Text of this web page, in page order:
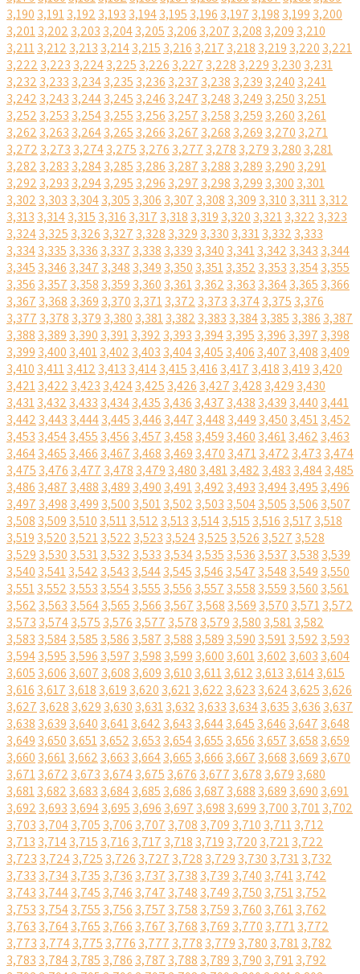
3,190 3,1913,192 3,193 3,1943,195 3,196 3,197 3,198 3,199 3,200
3,2013,202 3,203 3,2043,205 3,206 3,207 3,208 3,209 3,210
3,2113,212 3,213 3,2143,215 3,216 3,217 3,218 3,219 3,220 3,221
3,222 3,223 3,2243,225 3,226 3,227 3,228 3,229 3,230 3,231
3,232 3,233 3,2343,235 3,236 3,237 3,238 3,239 3,240 3,241
3,242 3,243 3,2443,245 3,246 3,247 3,248 3,249 3,250 3,251
3,252 3,253 3,2543,255 3,256 3,257 3,258 3,259 3,260 3,261
3,262 3,263 3,2643,265 3,266 3,267 3,268 3,269 3,270 3,271
3,272 3,273 3,2743,275 3,276 3,277 3,278 3,279 3,280 3,281
3,282 3,283 3,2843,285 3,286 3,287 3,288 3,289 3,290 3,291
3,292 3,293 3,2943,295 3,296 3,297 3,298 3,299 3,300 3,301
3,302 3,303 3,3043,305 3,306 3,307 3,308 3,309 3,310 3,3113,312
3,313 3,3143,315 3,316 3,317 3,318 3,319 3,320 3,3213,322 3,323
3,3243,325 3,326 3,327 3,328 3,329 3,330 3,3313,332 3,333
3,3343,335 3,336 3,337 3,338 3,339 3,340 3,3413,342 3,343 3,344
3,345 3,346 3,347 3,348 3,349 3,350 3,3513,352 3,353 3,3543,355
3,356 3,357 3,358 3,359 3,360 3,3613,362 3,363 3,3643,365 3,366
3,367 3,368 3,369 3,370 3,3713,372 3,373 3,3743,375 3,376
3,377 3,378 3,379 3,380 3,3813,382 3,383 3,3843,385 3,386 3,387
3,388 3,389 3,390 3,3913,392 3,393 3,3943,395 3,396 3,397 3,398
3,399 3,400 3,4013,402 3,403 3,4043,405 3,406 3,407 3,408 3,409
3,410 3,4113,412 3,413 3,4143,415 3,416 3,417 3,418 3,419 3,420
3,4213,422 3,423 3,4243,425 3,426 3,427 3,428 3,429 3,430
3,4313,432 3,433 3,4343,435 3,436 3,437 3,438 3,439 3,440 3,441
3,442 3,443 3,4443,445 3,446 3,447 3,448 3,449 3,450 3,4513,452
3,453 3,4543,455 3,456 3,457 3,458 3,459 3,460 3,4613,462 3,463
3,4643,465 3,466 3,467 3,468 3,469 3,470 3,4713,472 3,473 3,474
3,475 3,476 3,477 3,478 3,479 3,480 3,4813,482 3,483 3,4843,485
3,486 3,487 3,488 3,489 3,490 3,4913,492 3,493 3,4943,495 3,496
3,497 3,498 3,499 3,500 3,5013,502 3,503 3,5043,505 3,506 3,507
3,508 3,509 3,510 3,5113,512 3,513 3,5143,515 3,516 3,517 3,518
3,519 3,520 3,5213,522 3,523 3,5243,525 3,526 3,527 3,528
3,529 3,530 3,5313,532 3,533 3,5343,535 3,536 3,537 3,538 3,539
3,540 3,5413,542 3,543 3,5443,545 3,546 3,547 3,548 3,549 3,550
3,5513,552 3,553 3,5543,555 3,556 3,557 3,558 3,559 3,560 3,561
3,562 3,563 3,5643,565 3,566 3,567 3,568 3,569 3,570 3,5713,572
3,573 3,5743,575 3,576 3,577 3,578 3,579 3,580 3,5813,582
3,583 3,5843,585 3,586 3,587 3,588 3,589 3,590 3,5913,592 3,593
3,5943,595 3,596 3,597 3,598 3,599 3,600 3,6013,602 3,603 3,604
3,605 3,606 3,607 3,608 3,609 3,610 3,6113,612 3,613 3,6143,615
3,616 3,617 3,618 3,619 3,620 3,6213,622 3,623 3,6243,625 3,626
3,627 3,628 3,629 3,630 3,6313,632 3,633 3,6343,635 3,636 3,637
3,638 3,639 3,640 3,6413,642 3,643 3,6443,645 3,646 3,647 3,648
3,649 3,650 3,6513,652 3,653 3,6543,655 3,656 3,657 3,658 3,659
3,660 3,6613,662 3,663 3,6643,665 3,666 3,667 3,668 3,669 3,670
3,6713,672 3,673 3,6743,675 3,676 3,677 3,678 3,679 3,680
3,6813,682 3,683 3,6843,685 3,686 3,687 3,688 3,689 3,690 3,691
3,692 3,693 3,6943,695 3,696 3,697 3,698 3,699 3,700 3,7013,702
3,703 3,7043,705 3,706 3,707 3,708 3,709 3,710 3,7113,712
3,713 3,7143,715 3,716 3,717 3,718 3,719 3,720 3,7213,722
3,723 3,7243,725 3,726 3,727 3,728 3,729 3,730 3,7313,732
3,733 3,7343,735 3,736 3,737 3,738 3,739 3,740 3,7413,742
3,743 3,7443,745 3,746 3,747 3,748 3,749 3,750 3,7513,752
3,753 3,7543,755 3,756 3,757 3,758 3,759 3,760 3,7613,762
3,763 3,7643,765 3,766 3,767 3,768 3,769 3,770 3,7713,772
3,773 3,7743,775 3,776 3,777 3,778 3,779 3,780 3,7813,782
3,783 3,7843,785 3,786 3,787 3,788 3,789 3,790 3,7913,792